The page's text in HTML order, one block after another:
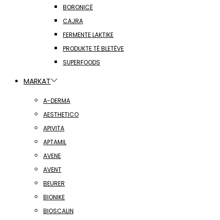
BORONICË
CAJRA
FERMENTE LAKTIKE
PRODUKTE TË BLETËVE
SUPERFOODS
MARKAT
A-DERMA
AESTHETICO
APIVITA
APTAMIL
AVENE
AVENT
BEURER
BIONIKE
BIOSCALIN